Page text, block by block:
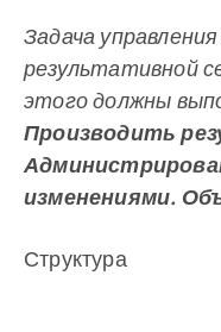
Задача
результативной
этого должны
Производить
изменениями.
Структура